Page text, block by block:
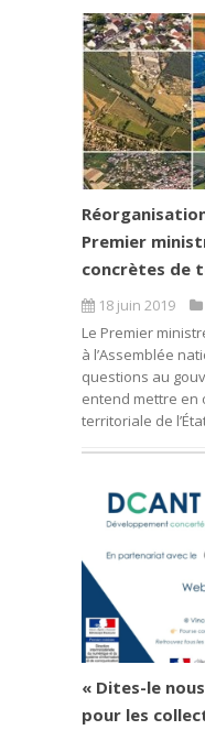
Premier
concrètes de
18 juin 2019
Le Premier
à l’Assemblée
questions au
entend mettre
territoriale de
« Dites-le
pour les